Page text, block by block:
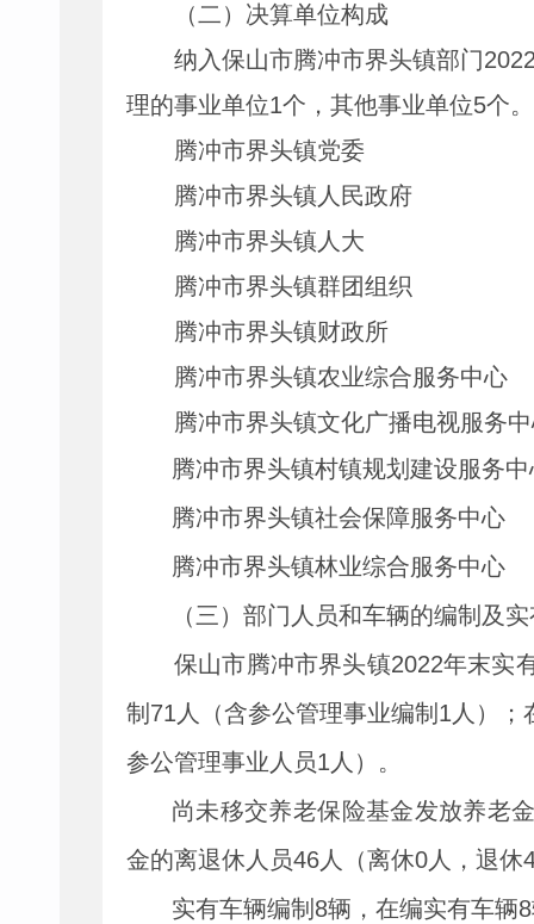
（二） 决算单位构成
纳入保山市腾冲市界头镇部门
理的事业单位1个，其他事业单位5个
腾冲市界头镇党委
腾冲市界头镇人民政府
腾冲市界头镇人大
腾冲市界头镇群团组织
腾冲市界头镇财政所
腾冲市界头镇农业综合服务中心
腾冲市界头镇文化广播电视服务
腾冲市界头镇村镇规划建设服务
腾冲市界头镇社会保障服务中心
腾冲市界头镇林业综合服务中心
（三）部门人员和车辆的编制及
保山市腾冲市界头镇2022年末实
制 71 人（含参公管理事业编制 1 人）；
参公管理事业人员1 人）。
尚未移交养老保险基金发放养老
金的离退休人员46人（离休0人，退休
实有车辆编制 8辆，在编实有车辆8